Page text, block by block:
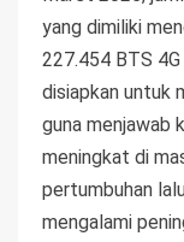
yang dimiliki
227.454 BTS
disiapkan untuk
guna menjawab
meningkat di
pertumbuhan
mengalami